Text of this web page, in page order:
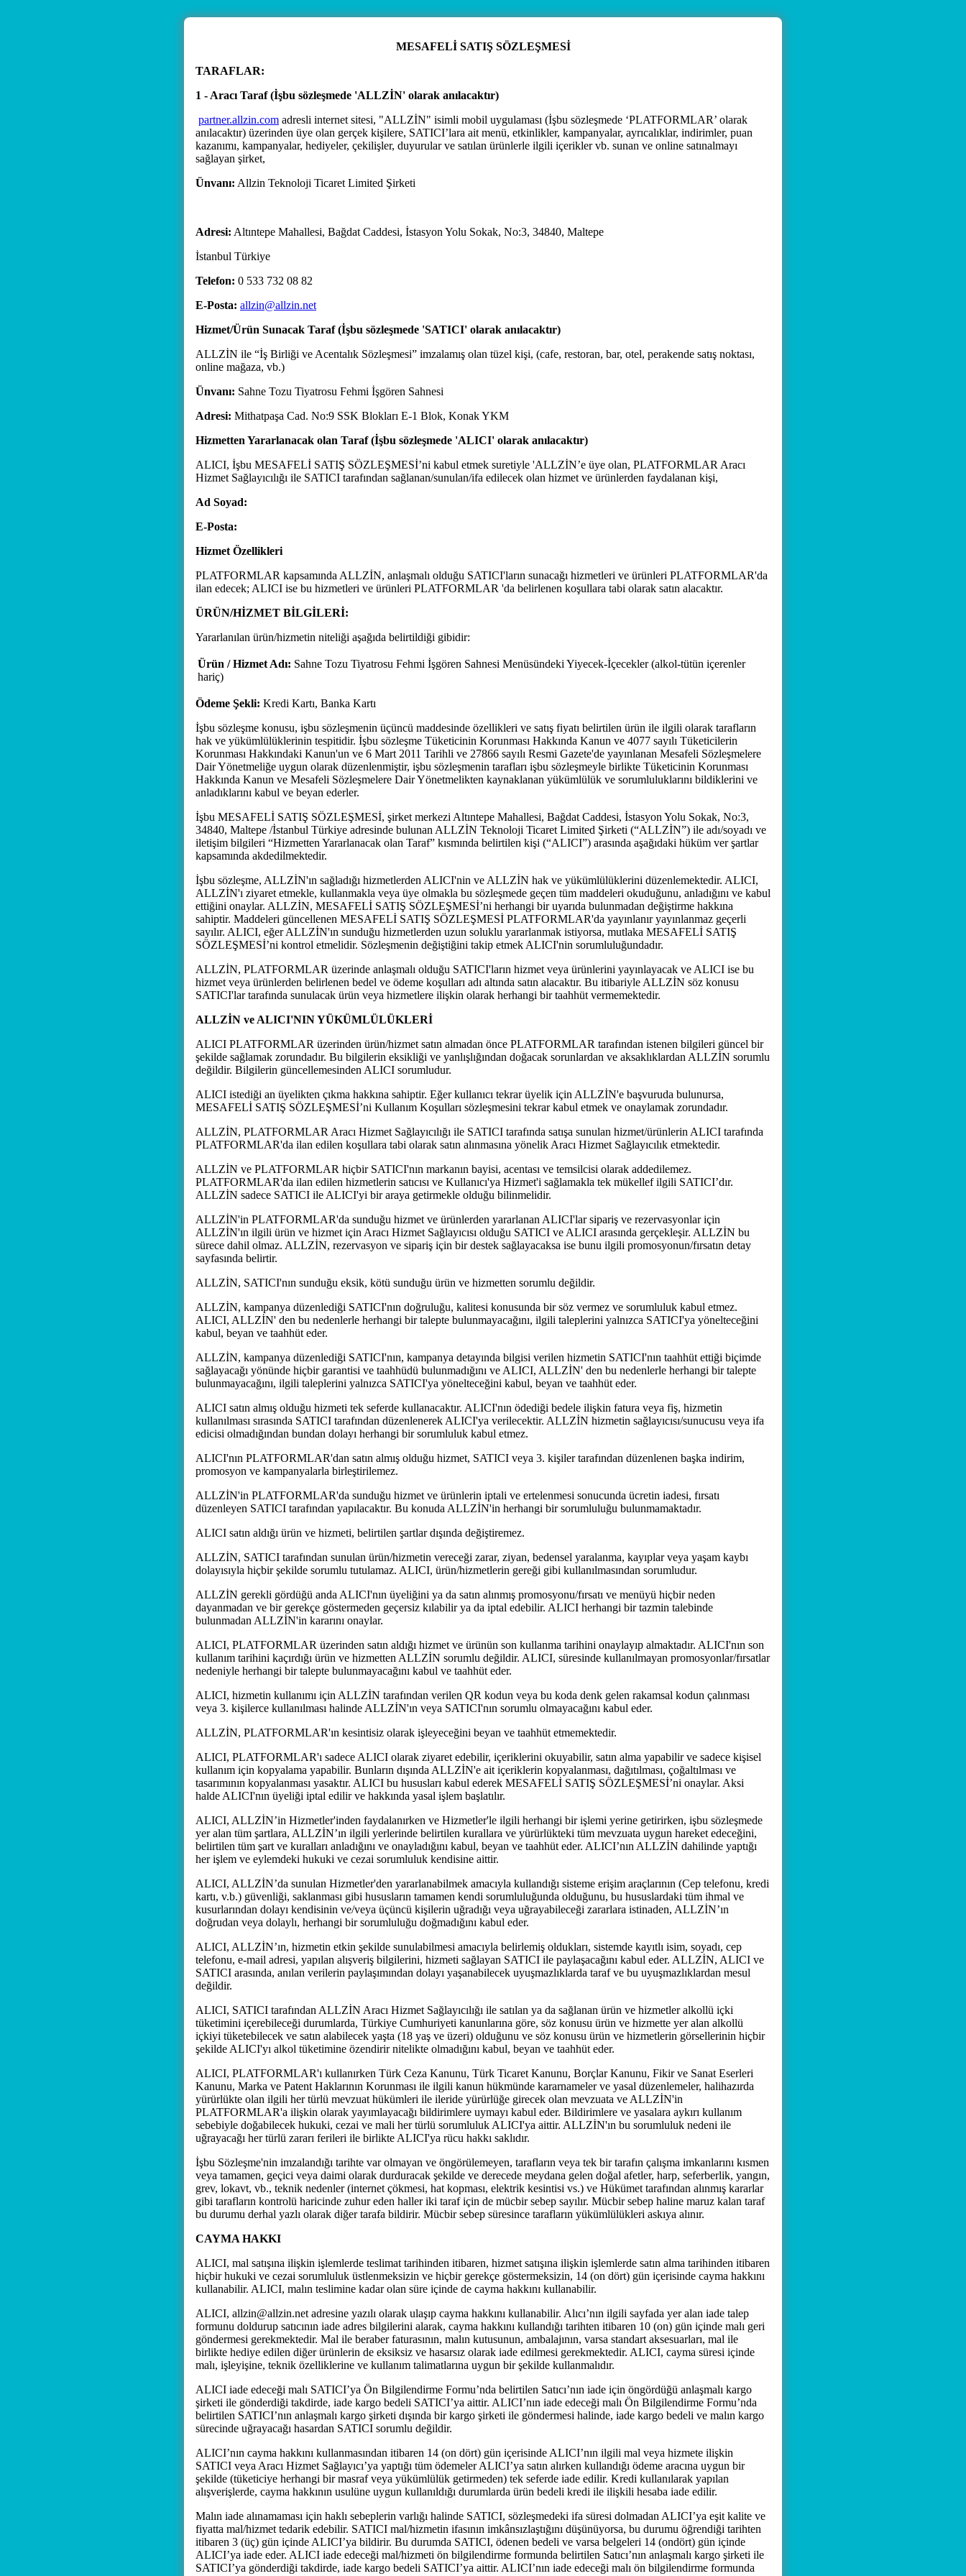
MESAFELİ SATIŞ SÖZLEŞMESİ
TARAFLAR:
1 - Aracı Taraf (İşbu sözleşmede 'ALLZİN' olarak anılacaktır)
partner.allzin.com adresli internet sitesi, "ALLZİN" isimli mobil uygulaması (İşbu sözleşmede ‘PLATFORMLAR’ olarak
anılacaktır) üzerinden üye olan gerçek kişilere, SATICI’lara ait menü, etkinlikler, kampanyalar, ayrıcalıklar, indirimler, puan
kazanımı, kampanyalar, hediyeler, çekilişler, duyurular ve satılan ürünlerle ilgili içerikler vb. sunan ve online satınalmayı
sağlayan şirket,
Ünvanı: Allzin Teknoloji Ticaret Limited Şirketi
Adresi: Altıntepe Mahallesi, Bağdat Caddesi, İstasyon Yolu Sokak, No:3, 34840, Maltepe
İstanbul Türkiye
Telefon: 0 533 732 08 82
E-Posta: allzin@allzin.net
Hizmet/Ürün Sunacak Taraf (İşbu sözleşmede 'SATICI' olarak anılacaktır)
ALLZİN ile “İş Birliği ve Acentalık Sözleşmesi” imzalamış olan tüzel kişi, (cafe, restoran, bar, otel, perakende satış noktası,
online mağaza, vb.)
Ünvanı: Sahne Tozu Tiyatrosu Fehmi İşgören Sahnesi
Adresi: Mithatpaşa Cad. No:9 SSK Blokları E-1 Blok, Konak YKM
Hizmetten Yararlanacak olan Taraf (İşbu sözleşmede 'ALICI' olarak anılacaktır)
ALICI, İşbu MESAFELİ SATIŞ SÖZLEŞMESİ’ni kabul etmek suretiyle 'ALLZİN’e üye olan, PLATFORMLAR Aracı
Hizmet Sağlayıcılığı ile SATICI tarafından sağlanan/sunulan/ifa edilecek olan hizmet ve ürünlerden faydalanan kişi,
Ad Soyad:
E-Posta:
Hizmet Özellikleri
PLATFORMLAR kapsamında ALLZİN, anlaşmalı olduğu SATICI'ların sunacağı hizmetleri ve ürünleri PLATFORMLAR'da
ilan edecek; ALICI ise bu hizmetleri ve ürünleri PLATFORMLAR 'da belirlenen koşullara tabi olarak satın alacaktır.
ÜRÜN/HİZMET BİLGİLERİ:
Yararlanılan ürün/hizmetin niteliği aşağıda belirtildiği gibidir:
Ürün / Hizmet Adı: Sahne Tozu Tiyatrosu Fehmi İşgören Sahnesi Menüsündeki Yiyecek-İçecekler (alkol-tütün içerenler
hariç)
Ödeme Şekli: Kredi Kartı, Banka Kartı
İşbu sözleşme konusu, işbu sözleşmenin üçüncü maddesinde özellikleri ve satış fiyatı belirtilen ürün ile ilgili olarak tarafların
hak ve yükümlülüklerinin tespitidir. İşbu sözleşme Tüketicinin Korunması Hakkında Kanun ve 4077 sayılı Tüketicilerin
Korunması Hakkındaki Kanun'un ve 6 Mart 2011 Tarihli ve 27866 sayılı Resmi Gazete'de yayınlanan Mesafeli Sözleşmelere
Dair Yönetmeliğe uygun olarak düzenlenmiştir, işbu sözleşmenin tarafları işbu sözleşmeyle birlikte Tüketicinin Korunması
Hakkında Kanun ve Mesafeli Sözleşmelere Dair Yönetmelikten kaynaklanan yükümlülük ve sorumluluklarını bildiklerini ve
anladıklarını kabul ve beyan ederler.
İşbu MESAFELİ SATIŞ SÖZLEŞMESİ, şirket merkezi Altıntepe Mahallesi, Bağdat Caddesi, İstasyon Yolu Sokak, No:3,
34840, Maltepe /İstanbul Türkiye adresinde bulunan ALLZİN Teknoloji Ticaret Limited Şirketi (“ALLZİN”) ile adı/soyadı ve
iletişim bilgileri “Hizmetten Yararlanacak olan Taraf” kısmında belirtilen kişi (“ALICI”) arasında aşağıdaki hüküm ver şartlar
kapsamında akdedilmektedir.
İşbu sözleşme, ALLZİN'ın sağladığı hizmetlerden ALICI'nin ve ALLZİN hak ve yükümlülüklerini düzenlemektedir. ALICI,
ALLZİN'ı ziyaret etmekle, kullanmakla veya üye olmakla bu sözleşmede geçen tüm maddeleri okuduğunu, anladığını ve kabul
ettiğini onaylar. ALLZİN, MESAFELİ SATIŞ SÖZLEŞMESİ’ni herhangi bir uyarıda bulunmadan değiştirme hakkına
sahiptir. Maddeleri güncellenen MESAFELİ SATIŞ SÖZLEŞMESİ PLATFORMLAR'da yayınlanır yayınlanmaz geçerli
sayılır. ALICI, eğer ALLZİN'ın sunduğu hizmetlerden uzun soluklu yararlanmak istiyorsa, mutlaka MESAFELİ SATIŞ
SÖZLEŞMESİ’ni kontrol etmelidir. Sözleşmenin değiştiğini takip etmek ALICI'nin sorumluluğundadır.
ALLZİN, PLATFORMLAR üzerinde anlaşmalı olduğu SATICI'ların hizmet veya ürünlerini yayınlayacak ve ALICI ise bu
hizmet veya ürünlerden belirlenen bedel ve ödeme koşulları adı altında satın alacaktır. Bu itibariyle ALLZİN söz konusu
SATICI'lar tarafında sunulacak ürün veya hizmetlere ilişkin olarak herhangi bir taahhüt vermemektedir.
ALLZİN ve ALICI'NIN YÜKÜMLÜLÜKLERİ
ALICI PLATFORMLAR üzerinden ürün/hizmet satın almadan önce PLATFORMLAR tarafından istenen bilgileri güncel bir
şekilde sağlamak zorundadır. Bu bilgilerin eksikliği ve yanlışlığından doğacak sorunlardan ve aksaklıklardan ALLZİN sorumlu
değildir. Bilgilerin güncellemesinden ALICI sorumludur.
ALICI istediği an üyelikten çıkma hakkına sahiptir. Eğer kullanıcı tekrar üyelik için ALLZİN'e başvuruda bulunursa,
MESAFELİ SATIŞ SÖZLEŞMESİ’ni Kullanım Koşulları sözleşmesini tekrar kabul etmek ve onaylamak zorundadır.
ALLZİN, PLATFORMLAR Aracı Hizmet Sağlayıcılığı ile SATICI tarafında satışa sunulan hizmet/ürünlerin ALICI tarafında
PLATFORMLAR'da ilan edilen koşullara tabi olarak satın alınmasına yönelik Aracı Hizmet Sağlayıcılık etmektedir.
ALLZİN ve PLATFORMLAR hiçbir SATICI'nın markanın bayisi, acentası ve temsilcisi olarak addedilemez.
PLATFORMLAR'da ilan edilen hizmetlerin satıcısı ve Kullanıcı'ya Hizmet'i sağlamakla tek mükellef ilgili SATICI’dır.
ALLZİN sadece SATICI ile ALICI'yi bir araya getirmekle olduğu bilinmelidir.
ALLZİN'in PLATFORMLAR'da sunduğu hizmet ve ürünlerden yararlanan ALICI'lar sipariş ve rezervasyonlar için
ALLZİN'ın ilgili ürün ve hizmet için Aracı Hizmet Sağlayıcısı olduğu SATICI ve ALICI arasında gerçekleşir. ALLZİN bu
sürece dahil olmaz. ALLZİN, rezervasyon ve sipariş için bir destek sağlayacaksa ise bunu ilgili promosyonun/fırsatın detay
sayfasında belirtir.
ALLZİN, SATICI'nın sunduğu eksik, kötü sunduğu ürün ve hizmetten sorumlu değildir.
ALLZİN, kampanya düzenlediği SATICI'nın doğruluğu, kalitesi konusunda bir söz vermez ve sorumluluk kabul etmez.
ALICI, ALLZİN' den bu nedenlerle herhangi bir talepte bulunmayacağını, ilgili taleplerini yalnızca SATICI'ya yönelteceğini
kabul, beyan ve taahhüt eder.
ALLZİN, kampanya düzenlediği SATICI'nın, kampanya detayında bilgisi verilen hizmetin SATICI'nın taahhüt ettiği biçimde
sağlayacağı yönünde hiçbir garantisi ve taahhüdü bulunmadığını ve ALICI, ALLZİN' den bu nedenlerle herhangi bir talepte
bulunmayacağını, ilgili taleplerini yalnızca SATICI'ya yönelteceğini kabul, beyan ve taahhüt eder.
ALICI satın almış olduğu hizmeti tek seferde kullanacaktır. ALICI'nın ödediği bedele ilişkin fatura veya fiş, hizmetin
kullanılması sırasında SATICI tarafından düzenlenerek ALICI'ya verilecektir. ALLZİN hizmetin sağlayıcısı/sunucusu veya ifa
edicisi olmadığından bundan dolayı herhangi bir sorumluluk kabul etmez.
ALICI'nın PLATFORMLAR'dan satın almış olduğu hizmet, SATICI veya 3. kişiler tarafından düzenlenen başka indirim,
promosyon ve kampanyalarla birleştirilemez.
ALLZİN'in PLATFORMLAR'da sunduğu hizmet ve ürünlerin iptali ve ertelenmesi sonucunda ücretin iadesi, fırsatı
düzenleyen SATICI tarafından yapılacaktır. Bu konuda ALLZİN'in herhangi bir sorumluluğu bulunmamaktadır.
ALICI satın aldığı ürün ve hizmeti, belirtilen şartlar dışında değiştiremez.
ALLZİN, SATICI tarafından sunulan ürün/hizmetin vereceği zarar, ziyan, bedensel yaralanma, kayıplar veya yaşam kaybı
dolayısıyla hiçbir şekilde sorumlu tutulamaz. ALICI, ürün/hizmetlerin gereği gibi kullanılmasından sorumludur.
ALLZİN gerekli gördüğü anda ALICI'nın üyeliğini ya da satın alınmış promosyonu/fırsatı ve menüyü hiçbir neden
dayanmadan ve bir gerekçe göstermeden geçersiz kılabilir ya da iptal edebilir. ALICI herhangi bir tazmin talebinde
bulunmadan ALLZİN'in kararını onaylar.
ALICI, PLATFORMLAR üzerinden satın aldığı hizmet ve ürünün son kullanma tarihini onaylayıp almaktadır. ALICI'nın son
kullanım tarihini kaçırdığı ürün ve hizmetten ALLZİN sorumlu değildir. ALICI, süresinde kullanılmayan promosyonlar/fırsatlar
nedeniyle herhangi bir talepte bulunmayacağını kabul ve taahhüt eder.
ALICI, hizmetin kullanımı için ALLZİN tarafından verilen QR kodun veya bu koda denk gelen rakamsal kodun çalınması
veya 3. kişilerce kullanılması halinde ALLZİN'ın veya SATICI'nın sorumlu olmayacağını kabul eder.
ALLZİN, PLATFORMLAR'ın kesintisiz olarak işleyeceğini beyan ve taahhüt etmemektedir.
ALICI, PLATFORMLAR'ı sadece ALICI olarak ziyaret edebilir, içeriklerini okuyabilir, satın alma yapabilir ve sadece kişisel
kullanım için kopyalama yapabilir. Bunların dışında ALLZİN'e ait içeriklerin kopyalanması, dağıtılması, çoğaltılması ve
tasarımının kopyalanması yasaktır. ALICI bu hususları kabul ederek MESAFELİ SATIŞ SÖZLEŞMESİ’ni onaylar. Aksi
halde ALICI'nın üyeliği iptal edilir ve hakkında yasal işlem başlatılır.
ALICI, ALLZİN’in Hizmetler'inden faydalanırken ve Hizmetler'le ilgili herhangi bir işlemi yerine getirirken, işbu sözleşmede
yer alan tüm şartlara, ALLZİN’ın ilgili yerlerinde belirtilen kurallara ve yürürlükteki tüm mevzuata uygun hareket edeceğini,
belirtilen tüm şart ve kuralları anladığını ve onayladığını kabul, beyan ve taahhüt eder. ALICI’nın ALLZİN dahilinde yaptığı
her işlem ve eylemdeki hukuki ve cezai sorumluluk kendisine aittir.
ALICI, ALLZİN’da sunulan Hizmetler'den yararlanabilmek amacıyla kullandığı sisteme erişim araçlarının (Cep telefonu, kredi
kartı, v.b.) güvenliği, saklanması gibi hususların tamamen kendi sorumluluğunda olduğunu, bu hususlardaki tüm ihmal ve
kusurlarından dolayı kendisinin ve/veya üçüncü kişilerin uğradığı veya uğrayabileceği zararlara istinaden, ALLZİN’ın
doğrudan veya dolaylı, herhangi bir sorumluluğu doğmadığını kabul eder.
ALICI, ALLZİN’ın, hizmetin etkin şekilde sunulabilmesi amacıyla belirlemiş oldukları, sistemde kayıtlı isim, soyadı, cep
telefonu, e-mail adresi, yapılan alışveriş bilgilerini, hizmeti sağlayan SATICI ile paylaşacağını kabul eder. ALLZİN, ALICI ve
SATICI arasında, anılan verilerin paylaşımından dolayı yaşanabilecek uyuşmazlıklarda taraf ve bu uyuşmazlıklardan mesul
değildir.
ALICI, SATICI tarafından ALLZİN Aracı Hizmet Sağlayıcılığı ile satılan ya da sağlanan ürün ve hizmetler alkollü içki
tüketimini içerebileceği durumlarda, Türkiye Cumhuriyeti kanunlarına göre, söz konusu ürün ve hizmette yer alan alkollü
içkiyi tüketebilecek ve satın alabilecek yaşta (18 yaş ve üzeri) olduğunu ve söz konusu ürün ve hizmetlerin görsellerinin hiçbir
şekilde ALICI'yı alkol tüketimine özendirir nitelikte olmadığını kabul, beyan ve taahhüt eder.
ALICI, PLATFORMLAR'ı kullanırken Türk Ceza Kanunu, Türk Ticaret Kanunu, Borçlar Kanunu, Fikir ve Sanat Eserleri
Kanunu, Marka ve Patent Haklarının Korunması ile ilgili kanun hükmünde kararnameler ve yasal düzenlemeler, halihazırda
yürürlükte olan ilgili her türlü mevzuat hükümleri ile ileride yürürlüğe girecek olan mevzuata ve ALLZİN'in
PLATFORMLAR'a ilişkin olarak yayımlayacağı bildirimlere uymayı kabul eder. Bildirimlere ve yasalara aykırı kullanım
sebebiyle doğabilecek hukuki, cezai ve mali her türlü sorumluluk ALICI'ya aittir. ALLZİN'ın bu sorumluluk nedeni ile
uğrayacağı her türlü zararı ferileri ile birlikte ALICI'ya rücu hakkı saklıdır.
İşbu Sözleşme'nin imzalandığı tarihte var olmayan ve öngörülemeyen, tarafların veya tek bir tarafın çalışma imkanlarını kısmen
veya tamamen, geçici veya daimi olarak durduracak şekilde ve derecede meydana gelen doğal afetler, harp, seferberlik, yangın,
grev, lokavt, vb., teknik nedenler (internet çökmesi, hat kopması, elektrik kesintisi vs.) ve Hükümet tarafından alınmış kararlar
gibi tarafların kontrolü haricinde zuhur eden haller iki taraf için de mücbir sebep sayılır. Mücbir sebep haline maruz kalan taraf
bu durumu derhal yazlı olarak diğer tarafa bildirir. Mücbir sebep süresince tarafların yükümlülükleri askıya alınır.
CAYMA HAKKI
ALICI, mal satışına ilişkin işlemlerde teslimat tarihinden itibaren, hizmet satışına ilişkin işlemlerde satın alma tarihinden itibaren
hiçbir hukuki ve cezai sorumluluk üstlenmeksizin ve hiçbir gerekçe göstermeksizin, 14 (on dört) gün içerisinde cayma hakkını
kullanabilir. ALICI, malın teslimine kadar olan süre içinde de cayma hakkını kullanabilir.
ALICI, allzin@allzin.net adresine yazılı olarak ulaşıp cayma hakkını kullanabilir. Alıcı’nın ilgili sayfada yer alan iade talep
formunu doldurup satıcının iade adres bilgilerini alarak, cayma hakkını kullandığı tarihten itibaren 10 (on) gün içinde malı geri
göndermesi gerekmektedir. Mal ile beraber faturasının, malın kutusunun, ambalajının, varsa standart aksesuarları, mal ile
birlikte hediye edilen diğer ürünlerin de eksiksiz ve hasarsız olarak iade edilmesi gerekmektedir. ALICI, cayma süresi içinde
malı, işleyişine, teknik özelliklerine ve kullanım talimatlarına uygun bir şekilde kullanmalıdır.
ALICI iade edeceği malı SATICI’ya Ön Bilgilendirme Formu’nda belirtilen Satıcı’nın iade için öngördüğü anlaşmalı kargo
şirketi ile gönderdiği takdirde, iade kargo bedeli SATICI’ya aittir. ALICI’nın iade edeceği malı Ön Bilgilendirme Formu’nda
belirtilen SATICI’nın anlaşmalı kargo şirketi dışında bir kargo şirketi ile göndermesi halinde, iade kargo bedeli ve malın kargo
sürecinde uğrayacağı hasardan SATICI sorumlu değildir.
ALICI’nın cayma hakkını kullanmasından itibaren 14 (on dört) gün içerisinde ALICI’nın ilgili mal veya hizmete ilişkin
SATICI veya Aracı Hizmet Sağlayıcı’ya yaptığı tüm ödemeler ALICI’ya satın alırken kullandığı ödeme aracına uygun bir
şekilde (tüketiciye herhangi bir masraf veya yükümlülük getirmeden) tek seferde iade edilir. Kredi kullanılarak yapılan
alışverişlerde, cayma hakkının usulüne uygun kullanıldığı durumlarda ürün bedeli kredi ile ilişkili hesaba iade edilir.
Malın iade alınamaması için haklı sebeplerin varlığı halinde SATICI, sözleşmedeki ifa süresi dolmadan ALICI’ya eşit kalite ve
fiyatta mal/hizmet tedarik edebilir. SATICI mal/hizmetin ifasının imkânsızlaştığını düşünüyorsa, bu durumu öğrendiği tarihten
itibaren 3 (üç) gün içinde ALICI’ya bildirir. Bu durumda SATICI, ödenen bedeli ve varsa belgeleri 14 (ondört) gün içinde
ALICI’ya iade eder. ALICI iade edeceği mal/hizmeti ön bilgilendirme formunda belirtilen Satıcı’nın anlaşmalı kargo şirketi ile
SATICI’ya gönderdiği takdirde, iade kargo bedeli SATICI’ya aittir. ALICI’nın iade edeceği malı ön bilgilendirme formunda